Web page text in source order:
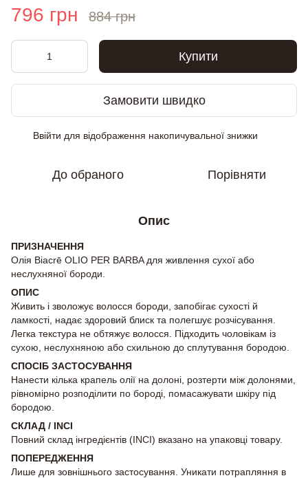
796 грн 884 грн
Купити
Замовити швидко
Ввійти для відображення накопичувальної знижки
До обраного Порівняти
Опис
ПРИЗНАЧЕННЯ
Олія Biacrē OLIO PER BARBA для живлення сухої або
неслухняної бороди.
ОПИС
Живить і зволожує волосся бороди, запобігає сухості й
ламкості, надає здоровий блиск та полегшує розчісування.
Легка текстура не обтяжує волосся. Підходить чоловікам із
сухою, неслухняною або схильною до сплутування бородою.
СПОСІБ ЗАСТОСУВАННЯ
Нанести кілька крапель олії на долоні, розтерти між долонями,
рівномірно розподілити по бороді, помасажувати шкіру під
бородою.
СКЛАД / INCI
Повний склад інгредієнтів (INCI) вказано на упаковці товару.
ПОПЕРЕДЖЕННЯ
Лише для зовнішнього застосування. Уникати потрапляння в